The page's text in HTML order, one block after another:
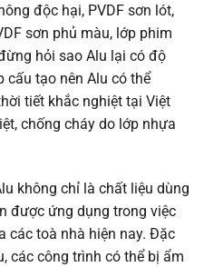
độc hại, PVDF sơn lót,
sơn phủ màu, lớp phim
hỏi sao Alu lại có độ
cấu tạo nên Alu có thể
tiết khắc nghiệt tại Việt
chống cháy do lớp nhựa
không chỉ là chất liệu dùng
được ứng dụng trong việc
các toà nhà hiện nay. Đặc
các công trình có thể bị ẩm